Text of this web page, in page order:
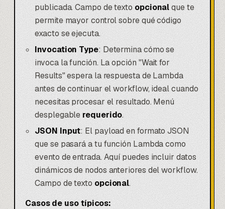
publicada. Campo de textoopcionalque te
permite mayor control sobre qué código
exacto se ejecuta.
Invocation Type: Determina cómo se
invoca la función. La opción "Wait for
Results" espera la respuesta de Lambda
antes de continuar el workflow, ideal cuando
necesitas procesar el resultado. Menú
desplegable requerido.
JSON Input: El payload en formato JSON
que se pasará a tu función Lambda como
evento de entrada. Aquí puedes incluir datos
dinámicos de nodos anteriores del workflow.
Campo de textoopcional.
Casos de uso típicos: